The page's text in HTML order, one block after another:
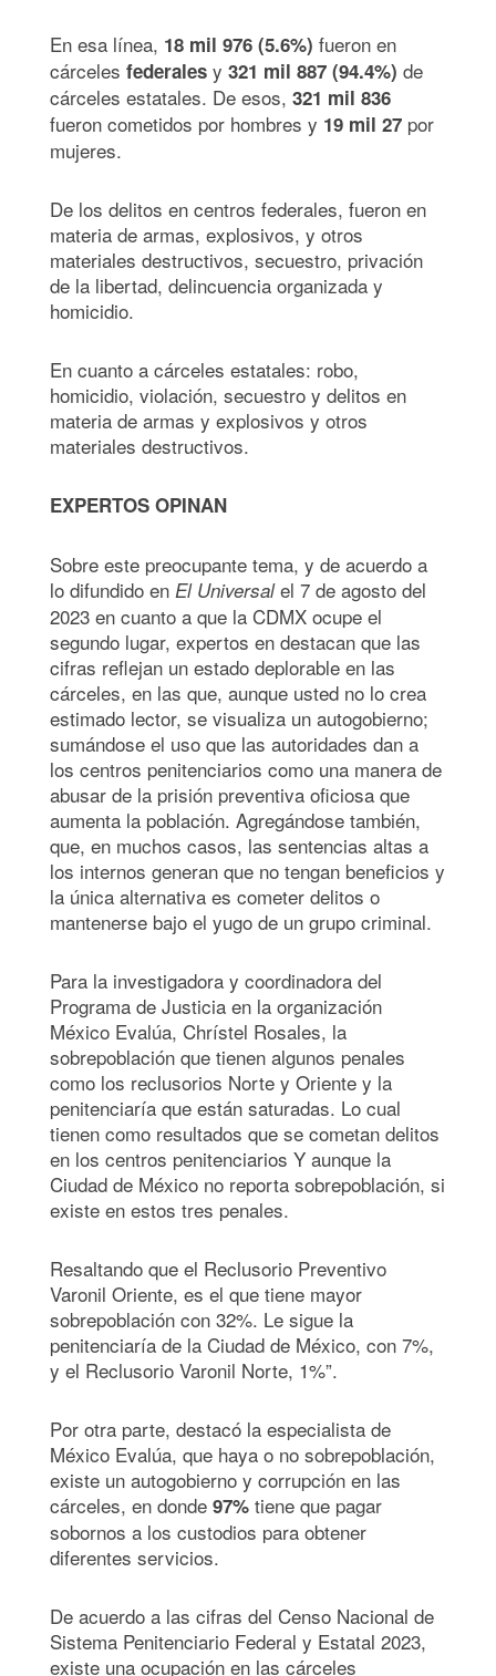
En esa línea, 18 mil 976 (5.6%) fueron en
cárceles federales y 321 mil 887 (94.4%) de
cárceles estatales. De esos, 321 mil 836
fueron cometidos por hombres y 19 mil 27 por
mujeres.
De los delitos en centros federales, fueron en
materia de armas, explosivos, y otros
materiales destructivos, secuestro, privación
de la libertad, delincuencia organizada y
homicidio.
En cuanto a cárceles estatales: robo,
homicidio, violación, secuestro y delitos en
materia de armas y explosivos y otros
materiales destructivos.
EXPERTOS OPINAN
Sobre este preocupante tema, y de acuerdo a
lo difundido en El Universalel 7 de agosto del
2023 en cuanto a que la CDMX ocupe el
segundo lugar, expertos en destacan que las
cifras reflejan un estado deplorable en las
cárceles, en las que, aunque usted no lo crea
estimado lector, se visualiza un autogobierno;
sumándose el uso que las autoridades dan a
los centros penitenciarios como una manera de
abusar de la prisión preventiva oficiosa que
aumenta la población. Agregándose también,
que, en muchos casos, las sentencias altas a
los internos generan que no tengan beneficios y
la única alternativa es cometer delitos o
mantenerse bajo el yugo de un grupo criminal.
Para la investigadora y coordinadora del
Programa de Justicia en la organización
México Evalúa, Chrístel Rosales, la
sobrepoblación que tienen algunos penales
como los reclusorios Norte y Oriente y la
penitenciaría que están saturadas. Lo cual
tienen como resultados que se cometan delitos
en los centros penitenciarios Y aunque la
Ciudad de México no reporta sobrepoblación, si
existe en estos tres penales.
Resaltando que el Reclusorio Preventivo
Varonil Oriente, es el que tiene mayor
sobrepoblación con 32%. Le sigue la
penitenciaría de la Ciudad de México, con 7%,
y el Reclusorio Varonil Norte, 1%”.
Por otra parte, destacó la especialista de
México Evalúa, que haya o no sobrepoblación,
existe un autogobierno y corrupción en las
cárceles, en donde 97% tiene que pagar
sobornos a los custodios para obtener
diferentes servicios.
De acuerdo a las cifras del Censo Nacional de
Sistema Penitenciario Federal y Estatal 2023,
existe una ocupación en las cárceles